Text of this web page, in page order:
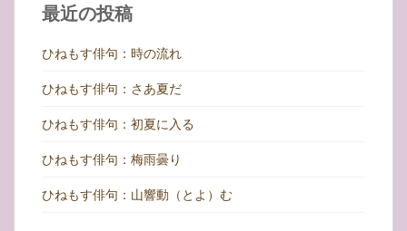
最近の投稿
ひねもす俳句：時の流れ
ひねもす俳句：さあ夏だ
ひねもす俳句：初夏に入る
ひねもす俳句：梅雨曇り
ひねもす俳句：山響動（とよ）む